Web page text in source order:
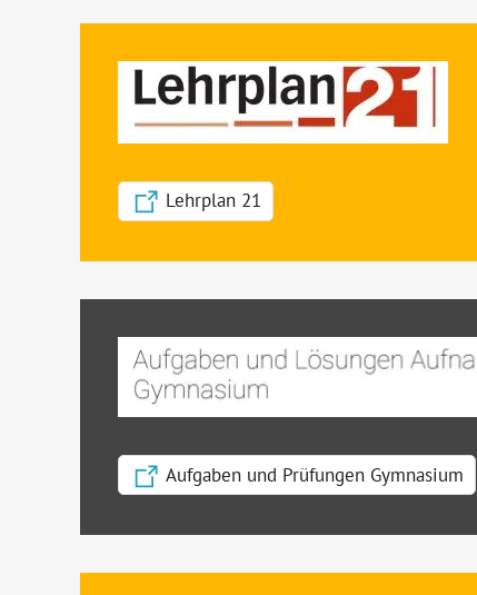
Lehrplan 21
Aufgaben und Prüfungen Gymnasium